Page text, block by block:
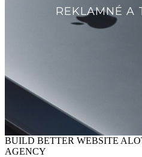
REKLAMNÉ A
BUILD BETTER WEBSITE
AGENCY